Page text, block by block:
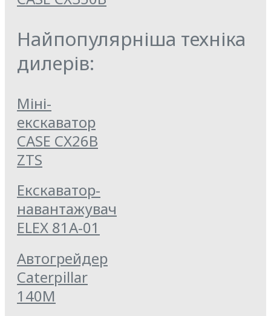
Найпопулярніша техніка
дилерів:
Міні-
екскаватор
CASE CX26B
ZTS
Екскаватор-
навантажувач
ELEX 81А-01
Автогрейдер
Caterpillar
140M